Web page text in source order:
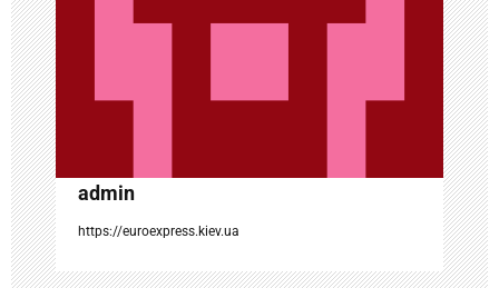
з
а
п
и
с
я
м
admin
https://euroexpress.kiev.ua